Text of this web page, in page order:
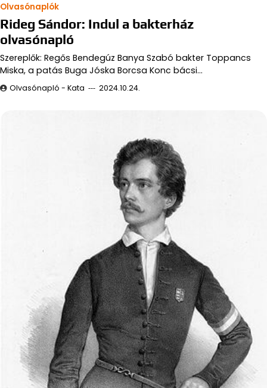
Olvasónaplók
Rideg Sándor: Indul a bakterház
olvasónapló
Szereplők: Regős Bendegúz Banya Szabó bakter Toppancs
Miska, a patás Buga Jóska Borcsa Konc bácsi…
Olvasónapló - Kata 2024.10.24.